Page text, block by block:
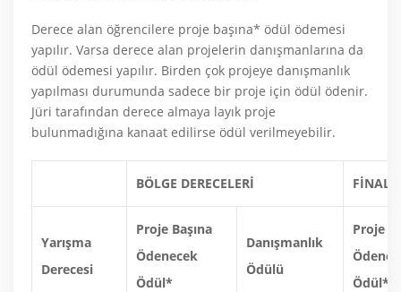
Derece alan öğrencilere proje başına* ödül ödemesi
yapılır. Varsa derece alan projelerin danışmanlarına da
ödül ödemesi yapılır. Birden çok projeye danışmanlık
yapılması durumunda sadece bir proje için ödül ödenir.
Jüri tarafından derece almaya layık proje
bulunmadığına kanaat edilirse ödül verilmeyebilir.
BÖLGE DERECELERİ FİNAL
Yarışma
Derecesi
Proje Başına
Ödenecek
Ödül*
Danışmanlık
Ödülü
Proje
Ödül*